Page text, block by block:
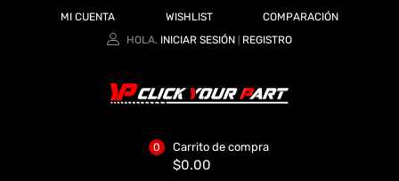
MI CUENTA WISHLIST
COMPARACIÓN
HOLA. INICIAR SESIÓN REGISTRO
Carrito de compra
$0.00
0